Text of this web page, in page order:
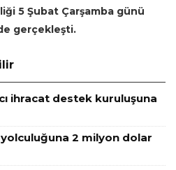
5 Şubat Çarşamba günü
gerçekleşti.
ihracat destek kuruluşuna
2 milyon dolar